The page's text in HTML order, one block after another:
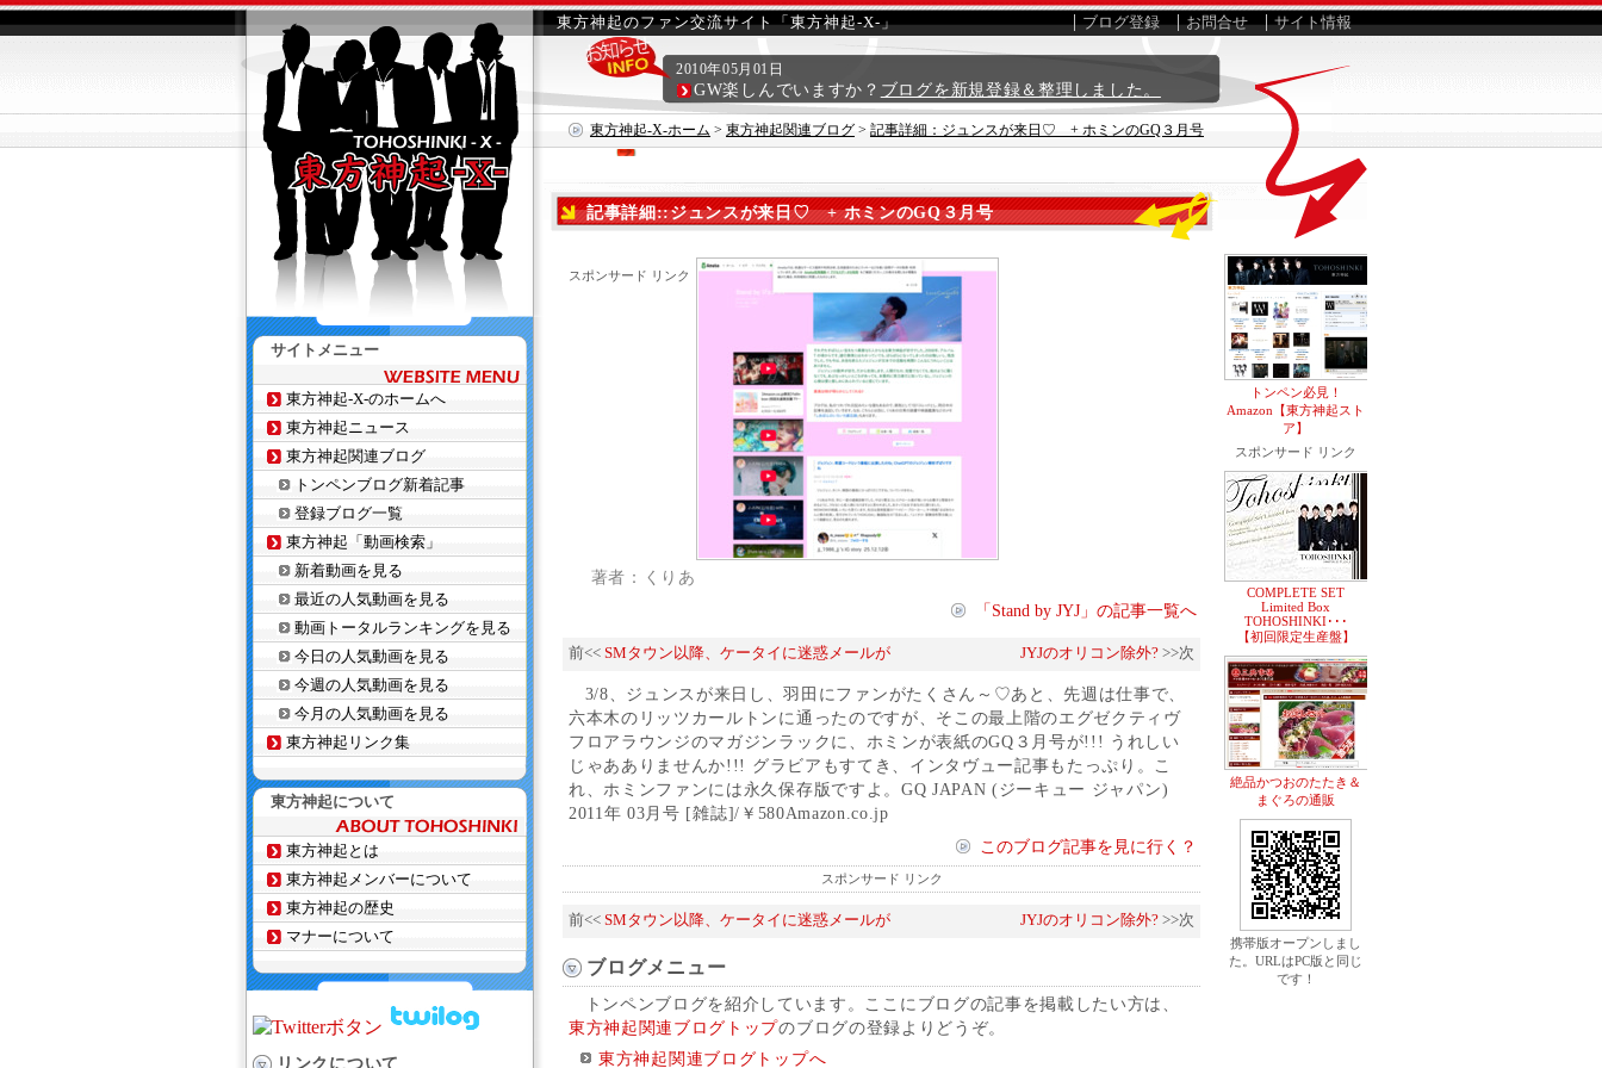
東方神起のファン交流サイト「東方神起-X-」
東方神起-X-ホーム > 東方神起関連ブログ > 記事詳細：ジュンスが来日♡ + ホミンのGQ３月号
ブログ登録 お問合せ サイト情報
2010年05月01日
GW楽しんでいますか？ ブログを新規登録＆整理しました。
記事詳細::ジュンスが来日♡ + ホミンのGQ３月号
スポンサード リンク
著者：くりあ
「Stand by JYJ」の記事一覧へ
前<< SMタウン以降、ケータイに迷惑メールが JYJのオリコン除外? >>次
3/8、ジュンスが来日し、羽田にファンがたくさん～♡あと、先週は仕事で、
六本木のリッツカールトンに通ったのですが、そこの最上階のエグゼクティヴ
フロアラウンジのマガジンラックに、ホミンが表紙のGQ３月号が!!! うれしい
じゃあありませんか!!! グラビアもすてき、インタヴュー記事もたっぷり。こ
れ、ホミンファンには永久保存版ですよ。GQ JAPAN (ジーキュー ジャパン)
2011年 03月号 [雑誌]/￥580Amazon.co.jp
このブログ記事を見に行く？
スポンサード リンク
前<< SMタウン以降、ケータイに迷惑メールが JYJのオリコン除外? >>次
ブログメニュー
トンペンブログを紹介しています。ここにブログの記事を掲載したい方は、
東方神起関連ブログトップのブログの登録よりどうぞ。
東方神起関連ブログトップへ
サイトメニュー
東方神起-X-のホームへ
東方神起ニュース
東方神起関連ブログ
トンペンブログ新着記事
登録ブログ一覧
東方神起「動画検索」
新着動画を見る
最近の人気動画を見る
動画トータルランキングを見る
今日の人気動画を見る
今週の人気動画を見る
今月の人気動画を見る
東方神起リンク集
東方神起について
東方神起とは
東方神起メンバーについて
東方神起の歴史
マナーについて
リンクについて
トンペン必見！
Amazon【東方神起スト
ア】
スポンサード リンク
COMPLETE SET
Limited Box
TOHOSHINKI･･･
【初回限定生産盤】
絶品かつおのたたき＆
まぐろの通販
携帯版オープンしまし
た。URLはPC版と同じ
です！